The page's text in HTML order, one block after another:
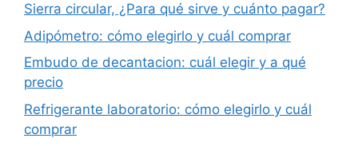
Sierra circular, ¿Para qué sirve y cuánto pagar?
Adipómetro: cómo elegirlo y cuál comprar
Embudo de decantacion: cuál elegir y a qué
precio
Refrigerante laboratorio: cómo elegirlo y cuál
comprar